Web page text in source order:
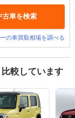
古車を検索
の車買取相場を調べる
較しています